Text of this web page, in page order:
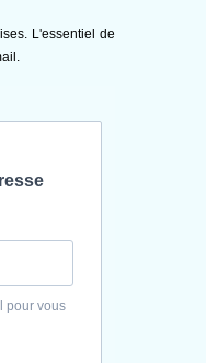
L'essentiel de
pour vous